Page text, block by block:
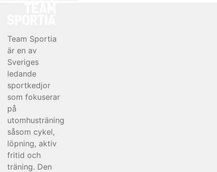
Team Sportia
är en av
Sveriges
ledande
sportkedjor
som fokuserar
på
utomhusträning
såsom cykel,
löpning, aktiv
fritid och
träning. Den